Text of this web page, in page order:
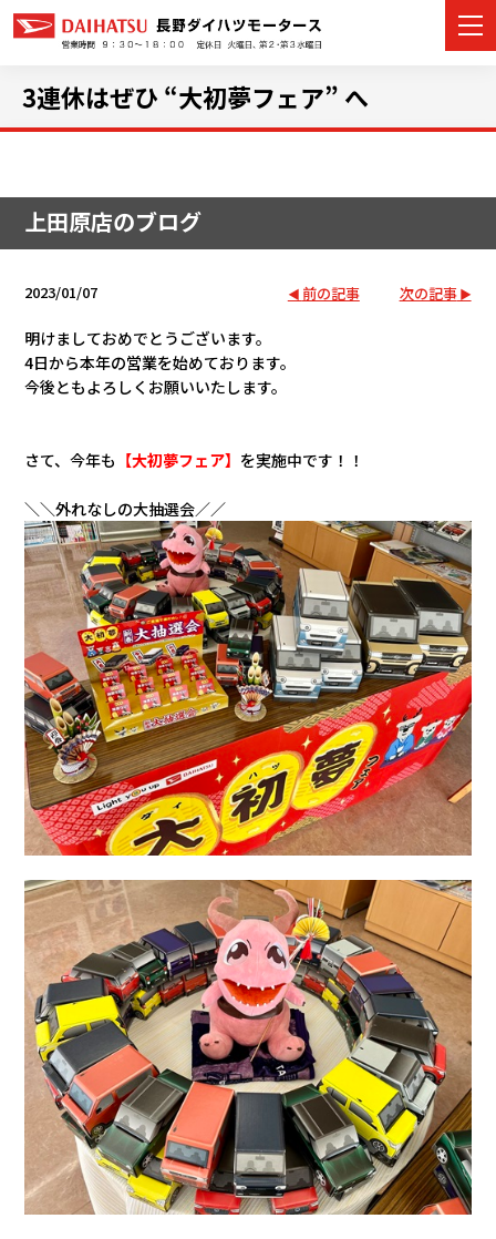
店舗情報
ご購入者サポート
アフターサポート
カタ
リコ
お問
3連休はぜひ “大初夢フェア” へ
上田原店のブログ
2023/01/07 前の記事 次の記事
明けましておめでとうございます。
4日から本年の営業を始めております。
今後ともよろしくお願いいたします。
さて、今年も 【大初夢フェア】 を実施中です！！
＼＼外れなしの大抽選会／／